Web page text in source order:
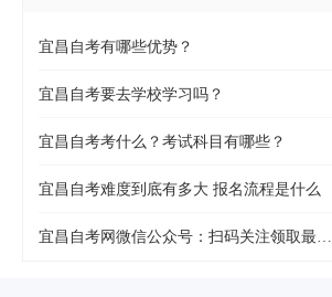
宜昌自考有哪些优势？
宜昌自考要去学校学习吗？
宜昌自考考什么？考试科目有哪些？
宜昌自考难度到底有多大 报名流程是什么
宜昌自考网微信公众号：扫码关注领取最新